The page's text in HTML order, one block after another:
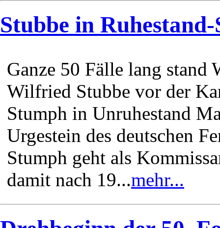
Stubbe in
Ganze 50 Fälle lang stand
Wilfried Stubbe vor der
Stumph in Unruhestand
Urgestein des deutschen
Stumph geht als
damit nach 19...mehr...